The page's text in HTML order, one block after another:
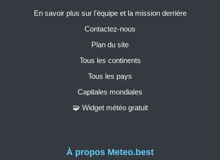
À propos Meteo.best
En savoir plus sur l'équipe et la mission derrière
Contactez-nous
Plan du site
Tous les continents
Tous les pays
Capitales mondiales
🧩 Widget météo gratuit